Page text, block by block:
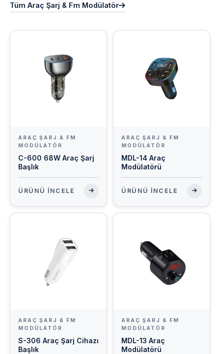
Tüm Araç Şarj & Fm Modülatör
ARAÇ ŞARJ & FM
MODÜLATÖR
C-600 68W Araç Şarj
Başlık
ÜRÜNÜ İNCELE
ARAÇ ŞARJ & FM
MODÜLATÖR
MDL-14 Araç
Modülatörü
ÜRÜNÜ İNCELE
ARAÇ ŞARJ & FM
MODÜLATÖR
S-306 Araç Şarj Cihazı
Başlık
ARAÇ ŞARJ & FM
MODÜLATÖR
MDL-13 Araç
Modülatörü